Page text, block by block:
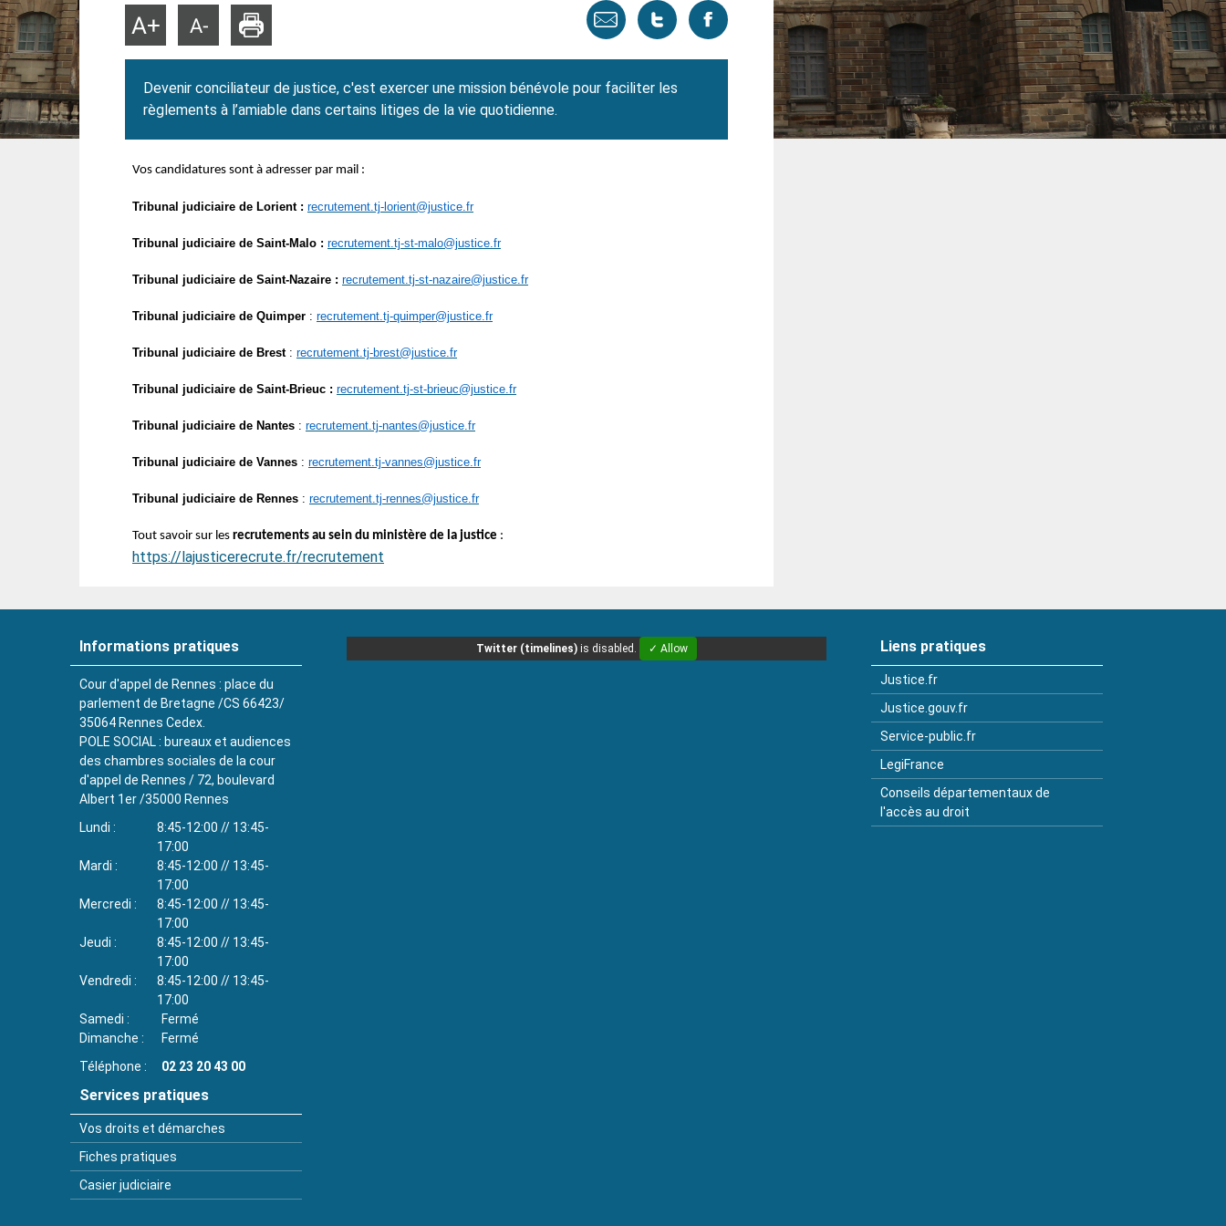
Envoyer
email
Tweeter
page
Partager
Agrandir Réduire
texte
Devenir conciliateur de justice, c'est exercer une mission bénévole pour faciliter les
règlements à l’amiable dans certains litiges de la vie quotidienne.
Vos candidatures sont à adresser par mail :
Tribunal judiciaire de Lorient : recrutement.tj-lorient@justice.fr
Tribunal judiciaire de Saint-Malo : recrutement.tj-st-malo@justice.fr
Tribunal judiciaire de Saint-Nazaire : recrutement.tj-st-nazaire@justice.fr
Tribunal judiciaire de Quimper : recrutement.tj-quimper@justice.fr
Tribunal judiciaire de Brest: recrutement.tj-brest@justice.fr
Tribunal judiciaire de Saint-Brieuc : recrutement.tj-st-brieuc@justice.fr
Tribunal judiciaire de Nantes : recrutement.tj-nantes@justice.fr
Tribunal judiciaire de Vannes : recrutement.tj-vannes@justice.fr
Tribunal judiciaire de Rennes : recrutement.tj-rennes@justice.fr
Tout savoir sur les recrutements au sein du ministère de la justice :
https://lajusticerecrute.fr/recrutement
Informations pratiques
Cour d'appel de Rennes : place du
parlement de Bretagne /CS 66423/
35064 Rennes Cedex.
POLE SOCIAL : bureaux et audiences
des chambres sociales de la cour
d'appel de Rennes / 72, boulevard
Albert 1er /35000 Rennes
Lundi
8:45-12:00 // 13:45-
17:00
Mardi
8:45-12:00 // 13:45-
17:00
Mercredi
8:45-12:00 // 13:45-
17:00
Jeudi
8:45-12:00 // 13:45-
17:00
Vendredi
8:45-12:00 // 13:45-
17:00
Samedi
Fermé
Dimanche
Fermé
Téléphone
02 23 20 43 00
Services pratiques
Vos droits et démarches
Fiches pratiques
Casier judiciaire
Twitter (timelines)is disabled. ✓ Allow Liens pratiques
Justice.fr
Justice.gouv.fr
Service-public.fr
LegiFrance
Conseils départementaux de
l'accès au droit